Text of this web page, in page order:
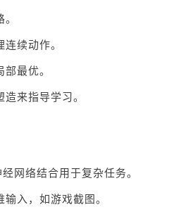
续动作。
最优。
来指导学习。
网络结合用于复杂任务。
入，如游戏截图。